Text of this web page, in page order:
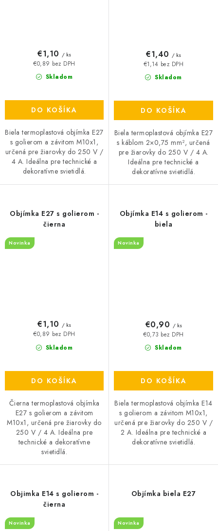
Skladom
€0,89 bez DPH
€1,10 / ks
DO KOŠÍKA
Biela termoplastová objímka E27
s golierom a závitom M10x1,
určená pre žiarovky do 250 V /
4 A. Ideálna pre technické a
dekoratívne svietidlá.
Skladom
€1,14 bez DPH
€1,40 / ks
DO KOŠÍKA
Biela termoplastová objímka E27
s káblom 2×0,75 mm², určená
pre žiarovky do 250 V / 4 A.
Ideálna pre technické a
dekoratívne svietidlá.
Objímka E27 s golierom -
čierna
Novinka
Skladom
€0,89 bez DPH
€1,10 / ks
DO KOŠÍKA
Čierna termoplastová objímka
E27 s golierom a závitom
M10x1, určená pre žiarovky do
250 V / 4 A. Ideálna pre
technické a dekoratívne
svietidlá.
Objímka E14 s golierom -
biela
Novinka
Skladom
€0,73 bez DPH
€0,90 / ks
DO KOŠÍKA
Biela termoplastová objímka E14
s golierom a závitom M10x1,
určená pre žiarovky do 250 V /
2 A. Ideálna pre technické a
dekoratívne svietidlá.
Objimka E14 s golierom -
čierna
Novinka
Objímka biela E27
Novinka